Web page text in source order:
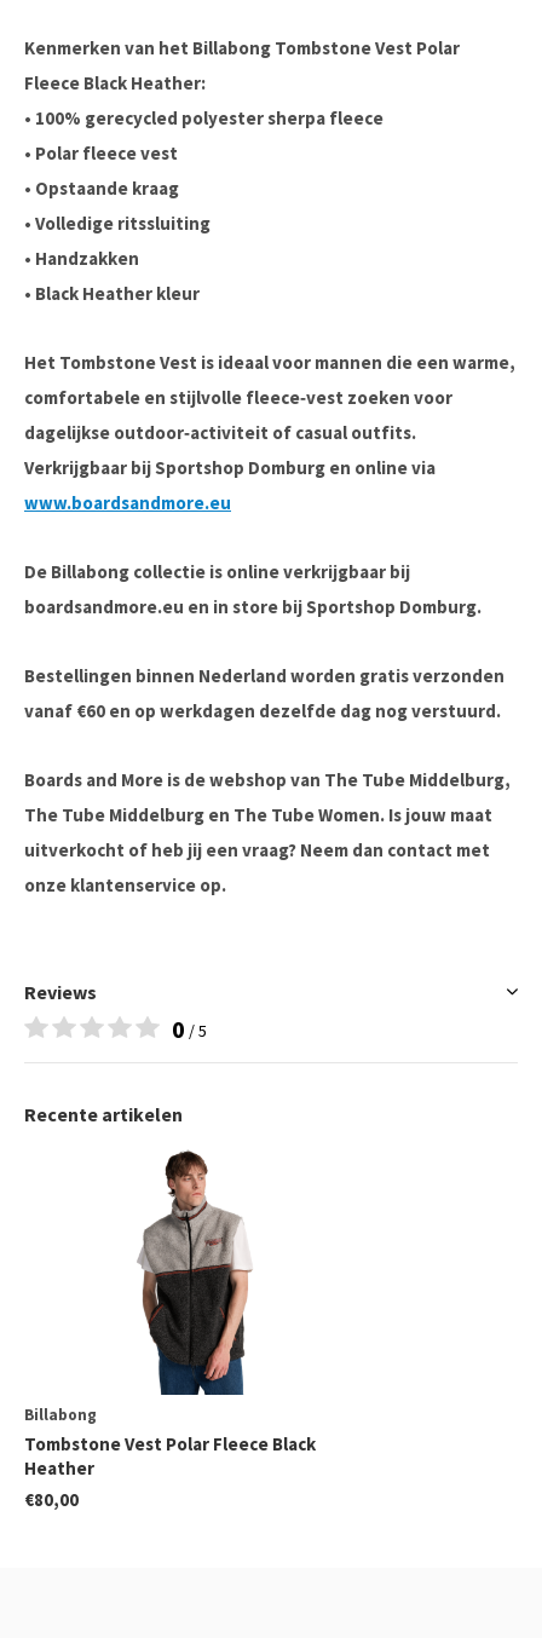
Kenmerken van het Billabong Tombstone Vest Polar
Fleece Black Heather:
• 100% gerecycled polyester sherpa fleece
• Polar fleece vest
• Opstaande kraag
• Volledige ritssluiting
• Handzakken
• Black Heather kleur
Het Tombstone Vest is ideaal voor mannen die een warme,
comfortabele en stijlvolle fleece‑vest zoeken voor
dagelijkse outdoor‑activiteit of casual outfits.
Verkrijgbaar bij Sportshop Domburg en online via
www.boardsandmore.eu
De Billabong collectie is online verkrijgbaar bij
boardsandmore.eu en in store bij Sportshop Domburg.
Bestellingen binnen Nederland worden gratis verzonden
vanaf €60 en op werkdagen dezelfde dag nog verstuurd.
Boards and More is de webshop van The Tube Middelburg,
The Tube Middelburg en The Tube Women. Is jouw maat
uitverkocht of heb jij een vraag? Neem dan contact met
onze klantenservice op.
Reviews
0 / 5
Recente artikelen
Billabong
Tombstone Vest Polar Fleece Black
Heather
€80,00